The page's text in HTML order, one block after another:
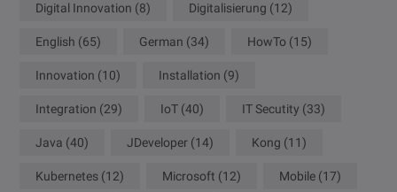
Digital Innovation (8) Digitalisierung (12)
English (65) German (34) HowTo (15)
Innovation (10) Installation (9)
Integration (29) IoT (40) IT Secutity (33)
Java (40) JDeveloper (14) Kong (11)
Kubernetes (12) Microsoft (12) Mobile (17)